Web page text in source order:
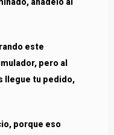
este
pero al
llegue tu pedido,
porque eso